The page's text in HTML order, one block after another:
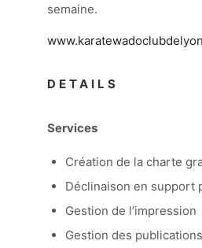
semaine.
DETAILS
Services
Création de la charte
Déclinaison en support
Gestion de l’impression
Gestion des